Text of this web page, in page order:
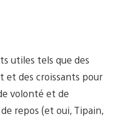
utiles tels que des
et des croissants pour
volonté et de
repos (et oui, Tipain,